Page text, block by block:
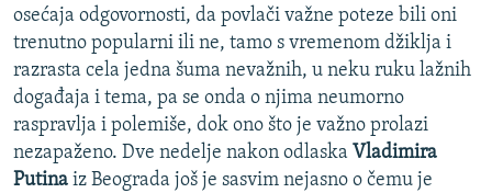
TV LIBERTY
POST SCRIPTUM
MOJA EVROPA
TRI DECENIJE OD RATA U BIH
SVE KARTE DEJTONA
Sve RFE/RL stranice
osećaja odgovornosti, da povlači važne poteze bili oni
trenutno popularni ili ne, tamo s vremenom džiklja i
razrasta cela jedna šuma nevažnih, u neku ruku lažnih
događaja i tema, pa se onda o njima neumorno
raspravlja i polemiše, dok ono što je važno prolazi
nezapaženo. Dve nedelje nakon odlaska Vladimira
Putina iz Beograda još je sasvim nejasno o čemu je